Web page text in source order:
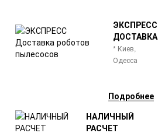
ЭКСПРЕСС
ДОСТАВКА
* Киев,
Одесса
Подробнее
НАЛИЧНЫЙ
РАСЧЕТ